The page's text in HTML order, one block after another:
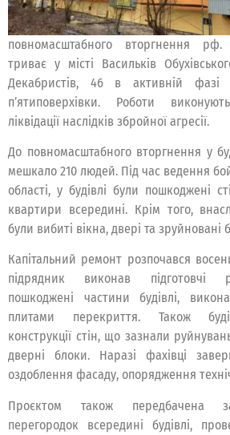
повномасштабного вторгнення рф.
триває у місті Васильків
Декабристів, 46 в активній фазі
п’ятиповерхівки. Роботи
ліквідації наслідків збройної агресії.
До повномасштабного вторгнення у
мешкало 210 людей. Під час ведення
області, у будівлі були пошкоджені
квартири всередині. Крім того,
були вибиті вікна, двері та зруйновані
Капітальний ремонт розпочався
підрядник виконав підготовчі
пошкоджені частини будівлі,
плитами перекриття. Також
конструкції стін, що зазнали
дверні блоки. Наразі фахівці
оздоблення фасаду, опорядження
Проєктом також передбачена
перегородок всередині будівлі,